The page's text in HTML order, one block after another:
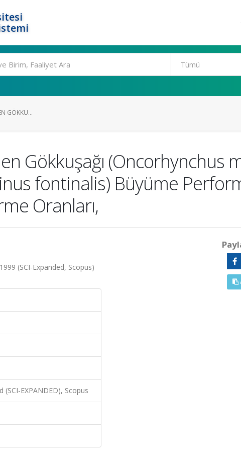
GÖKKU...
Gökkuşağı (Oncorhynchus
fontinalis) Büyüme
Oranları,
(SCI-Expanded, Scopus)
(SCI-EXPANDED), Scopus